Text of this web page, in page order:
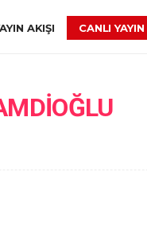
AKIŞI CANLI YAYIN